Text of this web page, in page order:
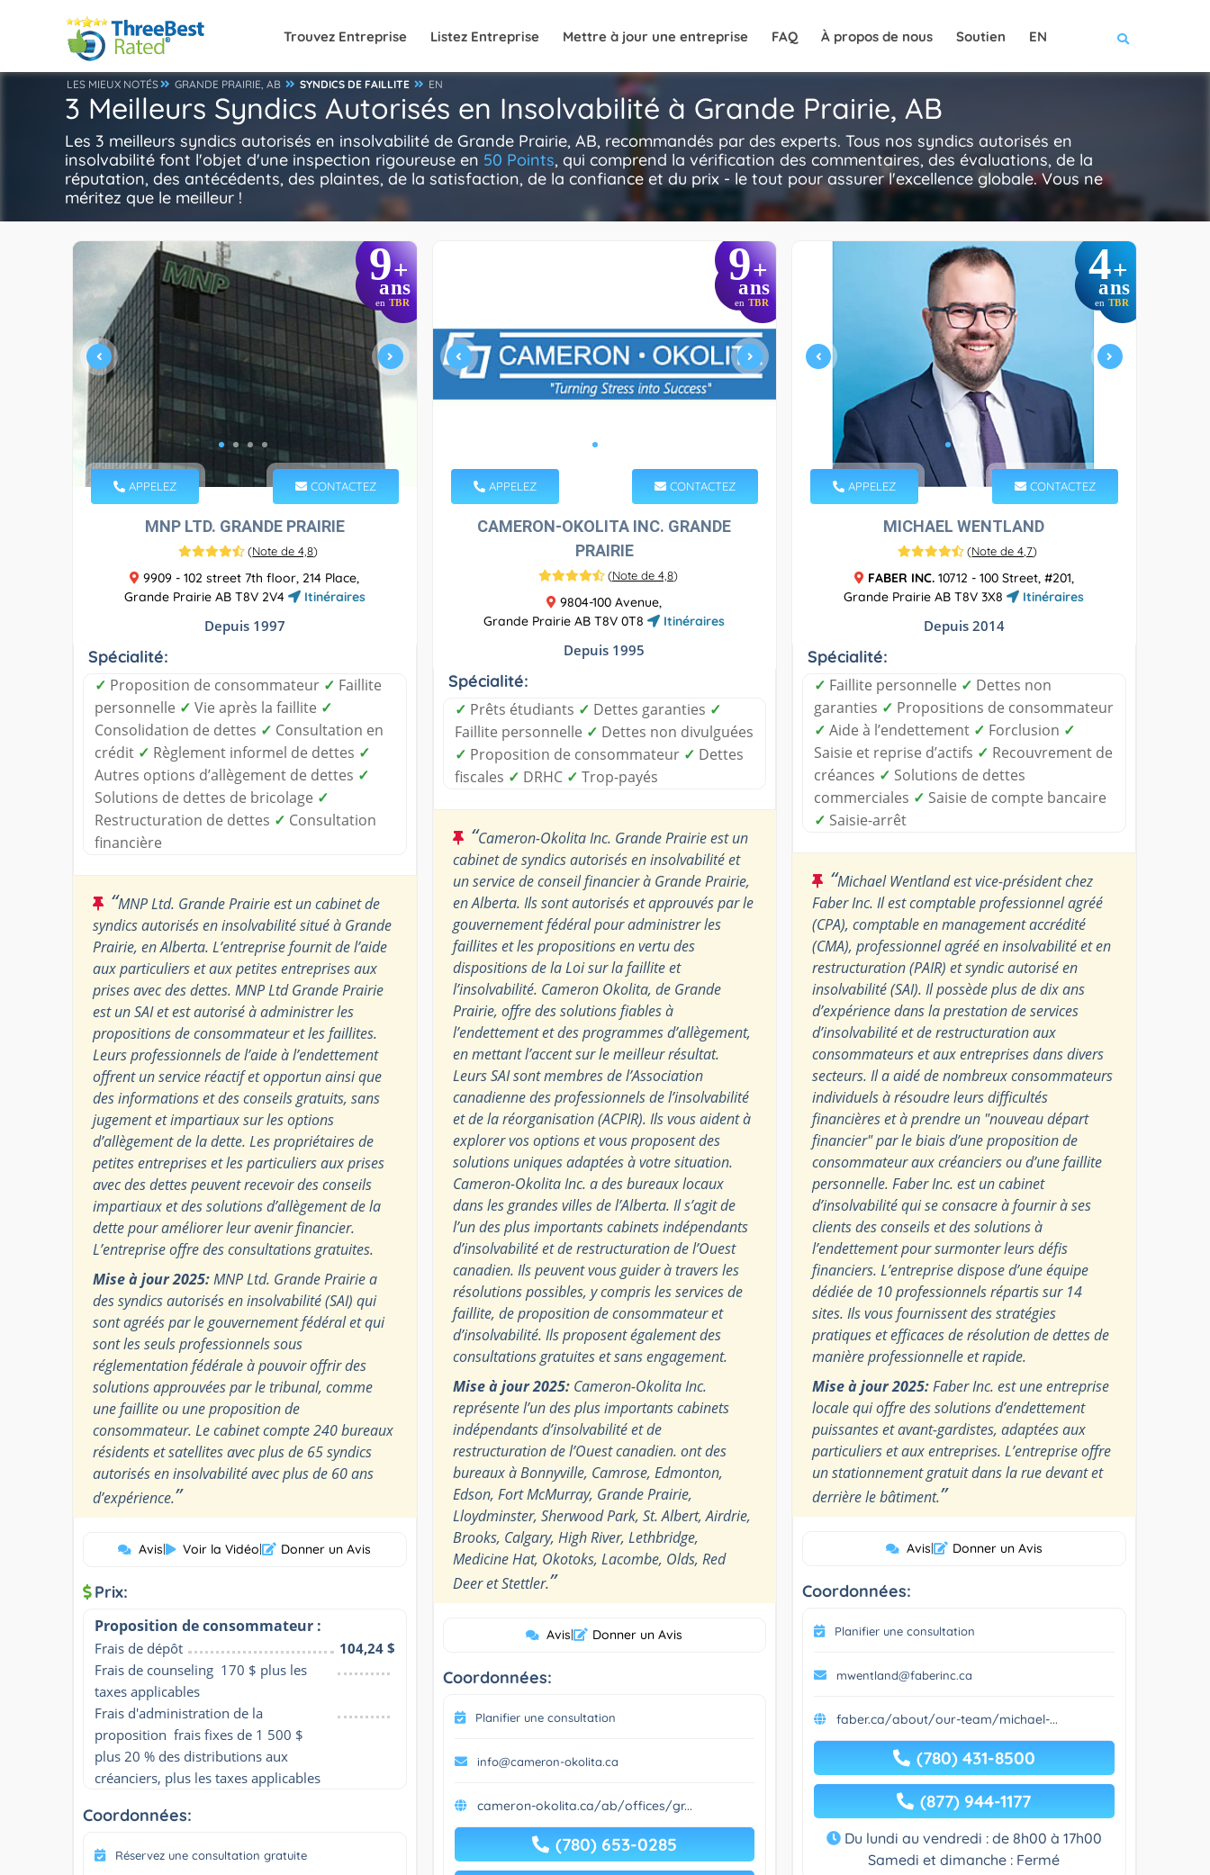
Trouvez Entreprise Listez Entreprise Mettre à jour une entreprise FAQ À propos de nous Soutien EN
LES MIEUX NOTÉS GRANDE PRAIRIE, AB SYNDICS DE FAILLITE EN
3 Meilleurs Syndics Autorisés en Insolvabilité à Grande Prairie, AB
Les 3 meilleurs syndics autorisés en insolvabilité de Grande Prairie, AB, recommandés par des experts. Tous nos syndics autorisés en
insolvabilité font l'objet d'une inspection rigoureuse en 50 Points, qui comprend la vérification des commentaires, des évaluations, de la
réputation, des antécédents, des plaintes, de la satisfaction, de la confiance et du prix - le tout pour assurer l'excellence globale. Vous ne
méritez que le meilleur !
9+
ans
en TBR
APPELEZ CONTACTEZ
MNP LTD. GRANDE PRAIRIE
(Note de 4,8)
9909 - 102 street 7th floor, 214 Place,
Grande Prairie AB T8V 2V4
Itinéraires
Depuis 1997
Spécialité:
✓ Proposition de consommateur ✓ Faillite
personnelle ✓ Vie après la faillite ✓
Consolidation de dettes ✓ Consultation en
crédit ✓ Règlement informel de dettes ✓
Autres options d’allègement de dettes ✓
Solutions de dettes de bricolage ✓
Restructuration de dettes ✓ Consultation
financière
“MNP Ltd. Grande Prairie est un cabinet de
syndics autorisés en insolvabilité situé à Grande
Prairie, en Alberta. L’entreprise fournit de l’aide
aux particuliers et aux petites entreprises aux
prises avec des dettes. MNP Ltd Grande Prairie
est un SAI et est autorisé à administrer les
propositions de consommateur et les faillites.
Leurs professionnels de l’aide à l’endettement
offrent un service réactif et opportun ainsi que
des informations et des conseils gratuits, sans
jugement et impartiaux sur les options
d’allègement de la dette. Les propriétaires de
petites entreprises et les particuliers aux prises
avec des dettes peuvent recevoir des conseils
impartiaux et des solutions d’allègement de la
dette pour améliorer leur avenir financier.
L’entreprise offre des consultations gratuites.
Mise à jour 2025:MNP Ltd. Grande Prairie a
des syndics autorisés en insolvabilité (SAI) qui
sont agréés par le gouvernement fédéral et qui
sont les seuls professionnels sous
réglementation fédérale à pouvoir offrir des
solutions approuvées par le tribunal, comme
une faillite ou une proposition de
consommateur. Le cabinet compte 240 bureaux
résidents et satellites avec plus de 65 syndics
autorisés en insolvabilité avec plus de 60 ans
d’expérience.”
Avis| Voir la Vidéo| Donner un Avis
Prix:
Proposition de consommateur :
Frais de dépôt
104,24 $
Frais de counseling  170 $ plus les
taxes applicables
Frais d'administration de la
proposition  frais fixes de 1 500 $
plus 20 % des distributions aux
créanciers, plus les taxes applicables
Coordonnées:
Réservez une consultation gratuite
9+
ans
en TBR
APPELEZ CONTACTEZ
CAMERON-OKOLITA INC. GRANDE
PRAIRIE
(Note de 4,8)
9804-100 Avenue,
Grande Prairie AB T8V 0T8
Itinéraires
Depuis 1995
Spécialité:
✓ Prêts étudiants ✓ Dettes garanties ✓
Faillite personnelle ✓ Dettes non divulguées
✓ Proposition de consommateur ✓ Dettes
fiscales ✓ DRHC ✓ Trop-payés
“Cameron-Okolita Inc. Grande Prairie est un
cabinet de syndics autorisés en insolvabilité et
un service de conseil financier à Grande Prairie,
en Alberta. Ils sont autorisés et approuvés par le
gouvernement fédéral pour administrer les
faillites et les propositions en vertu des
dispositions de la Loi sur la faillite et
l’insolvabilité. Cameron Okolita, de Grande
Prairie, offre des solutions fiables à
l’endettement et des programmes d’allègement,
en mettant l’accent sur le meilleur résultat.
Leurs SAI sont membres de l’Association
canadienne des professionnels de l’insolvabilité
et de la réorganisation (ACPIR). Ils vous aident à
explorer vos options et vous proposent des
solutions uniques adaptées à votre situation.
Cameron-Okolita Inc. a des bureaux locaux
dans les grandes villes de l’Alberta. Il s’agit de
l’un des plus importants cabinets indépendants
d’insolvabilité et de restructuration de l’Ouest
canadien. Ils peuvent vous guider à travers les
résolutions possibles, y compris les services de
faillite, de proposition de consommateur et
d’insolvabilité. Ils proposent également des
consultations gratuites et sans engagement.
Mise à jour 2025:Cameron-Okolita Inc.
représente l’un des plus importants cabinets
indépendants d’insolvabilité et de
restructuration de l’Ouest canadien. ont des
bureaux à Bonnyville, Camrose, Edmonton,
Edson, Fort McMurray, Grande Prairie,
Lloydminster, Sherwood Park, St. Albert, Airdrie,
Brooks, Calgary, High River, Lethbridge,
Medicine Hat, Okotoks, Lacombe, Olds, Red
Deer et Stettler.”
Avis| Donner un Avis
Coordonnées:
Planifier une consultation
info@cameron-okolita.ca
cameron-okolita.ca/ab/offices/gr...
(780) 653-0285
4+
ans
en TBR
APPELEZ CONTACTEZ
MICHAEL WENTLAND
(Note de 4,7)
FABER INC.10712 - 100 Street, #201,
Grande Prairie AB T8V 3X8
Itinéraires
Depuis 2014
Spécialité:
✓ Faillite personnelle ✓ Dettes non
garanties ✓ Propositions de consommateur
✓ Aide à l’endettement ✓ Forclusion ✓
Saisie et reprise d’actifs ✓ Recouvrement de
créances ✓ Solutions de dettes
commerciales ✓ Saisie de compte bancaire
✓ Saisie-arrêt
“Michael Wentland est vice-président chez
Faber Inc. Il est comptable professionnel agréé
(CPA), comptable en management accrédité
(CMA), professionnel agréé en insolvabilité et en
restructuration (PAIR) et syndic autorisé en
insolvabilité (SAI). Il possède plus de dix ans
d’expérience dans la prestation de services
d’insolvabilité et de restructuration aux
consommateurs et aux entreprises dans divers
secteurs. Il a aidé de nombreux consommateurs
individuels à résoudre leurs difficultés
financières et à prendre un "nouveau départ
financier" par le biais d’une proposition de
consommateur aux créanciers ou d’une faillite
personnelle. Faber Inc. est un cabinet
d’insolvabilité qui se consacre à fournir à ses
clients des conseils et des solutions à
l’endettement pour surmonter leurs défis
financiers. L’entreprise dispose d’une équipe
dédiée de 10 professionnels répartis sur 14
sites. Ils vous fournissent des stratégies
pratiques et efficaces de résolution de dettes de
manière professionnelle et rapide.
Mise à jour 2025:Faber Inc. est une entreprise
locale qui offre des solutions d’endettement
puissantes et avant-gardistes, adaptées aux
particuliers et aux entreprises. L’entreprise offre
un stationnement gratuit dans la rue devant et
derrière le bâtiment.”
Avis| Donner un Avis
Coordonnées:
Planifier une consultation
mwentland@faberinc.ca
faber.ca/about/our-team/michael-...
(780) 431-8500
(877) 944-1177
Du lundi au vendredi : de 8h00 à 17h00
Samedi et dimanche : Fermé